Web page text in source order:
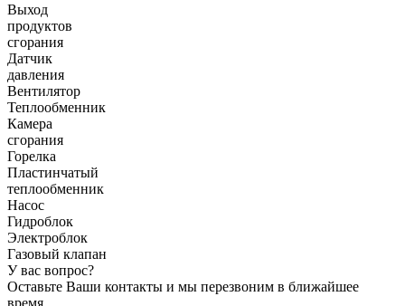
Выход
продуктов
сгорания
Датчик
давления
Вентилятор
Теплообменник
Камера
сгорания
Горелка
Пластинчатый
теплообменник
Насос
Гидроблок
Электроблок
Газовый клапан
У вас вопрос?
Оставьте Ваши контакты и мы перезвоним в ближайшее
время